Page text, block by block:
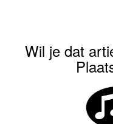
Wil je dat